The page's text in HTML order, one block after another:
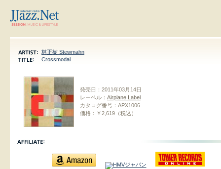
林正樹 Stewmahn
Crossmodal
発売日： 2011年03月14日
レーベル： Airplane Label
カタログ番号： APX1006
価格：
￥2,619（税込）